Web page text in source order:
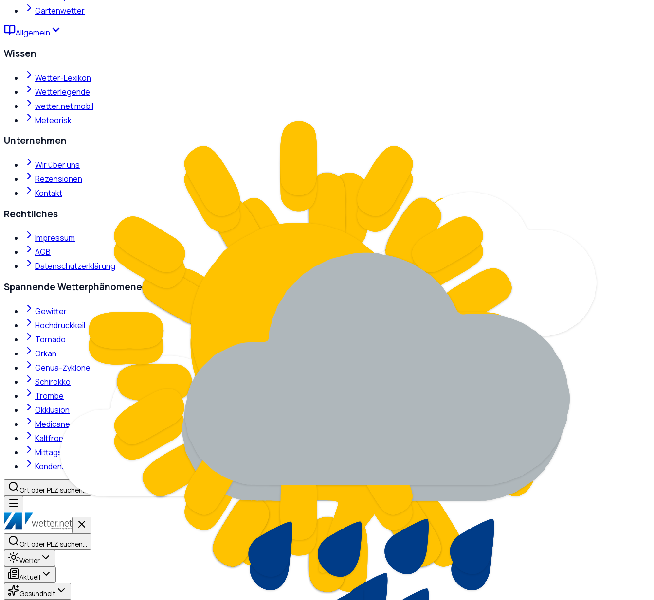
Gartenwetter
Allgemein
Wissen
Wetter-Lexikon
Wetterlegende
wetter.net mobil
Meteorisk
Unternehmen
Wir über uns
Rezensionen
Kontakt
Rechtliches
Impressum
AGB
Datenschutzerklärung
Spannende Wetterphänomene
Gewitter
Hochdruckkeil
Tornado
Orkan
Genua-Zyklone
Schirokko
Trombe
Okklusion
Medicane
Kaltfront
Mittagshitze
Kondensstreifen
Ort oder PLZ suchen…
Ort oder PLZ suchen…
Wetter
Aktuell
Gesundheit